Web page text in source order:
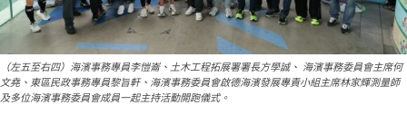
（左五至右四）海濱事務專員李愷崙、土木工程拓展署署長方學誠、 海濱事務委員會主席何
文堯、東區民政事務專員黎旨軒、海濱事務委員會啟德海濱發展專責小組主席林家輝測量師
及多位海濱事務委員會成員一起主持活動開跑儀式。